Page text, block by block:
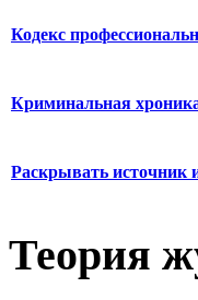
Кодекс
Криминальная
Раскрывать источник
Теория